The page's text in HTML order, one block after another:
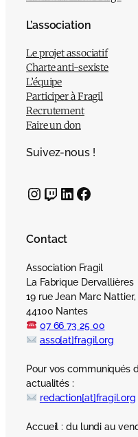
L’association
Le projet associatif
Charte anti-sexiste
L’équipe
Participer à Fragil
Recrutement
Faire un don
Suivez-nous !
InstagramTwitch LinkedIn Facebook
Contact
Association Fragil
La Fabrique Dervallières
19 rue Jean Marc Nattier,
44100 Nantes
07 66 73 25 00
asso[at]fragil.org
Pour vos communiqués
actualités :
redaction[at]fragil.org
Accueil : du lundi au